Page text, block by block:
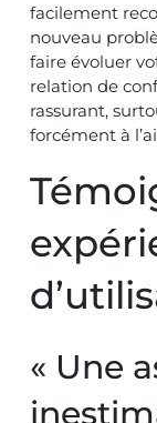
facilement
nouveau
faire évoluer
relation de
rassurant,
forcément à
« Une